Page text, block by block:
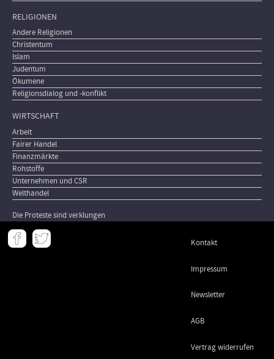
RELIGIONEN
Andere Religionen
Christentum
Islam
Judentum
Ökumene
Religionsdialog und -konflikt
WIRTSCHAFT
Arbeit
Fairer Handel
Finanzmärkte
Rohstoffe
Unternehmen und CSR
Welthandel
Die Proteste sind verklungen
Meta
- Kontakt
Impressum
Newsletter
AGB
Vertrag widerrufen